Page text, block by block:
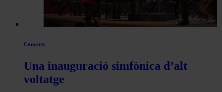
Concerts
Una inauguració simfònica d’alt
voltatge